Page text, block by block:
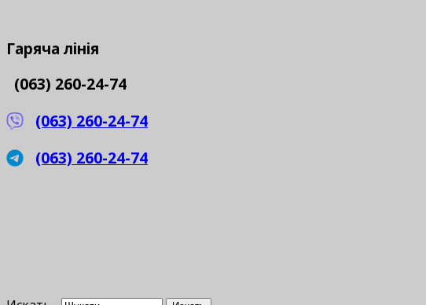
Гаряча лінія
(063) 260-24-74
(063) 260-24-74
(063) 260-24-74